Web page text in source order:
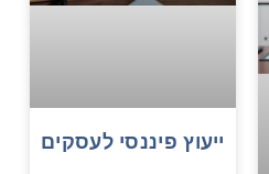
ייעוץ פיננסי לעסקים